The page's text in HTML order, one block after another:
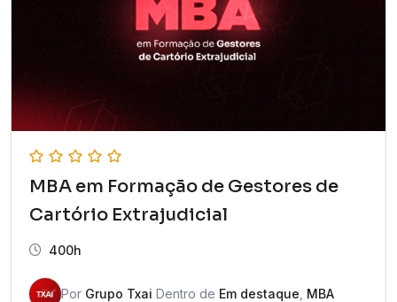
MBA em Formação de Gestores de
Cartório Extrajudicial
400h
Por Grupo Txai Dentro de Em destaque MBA